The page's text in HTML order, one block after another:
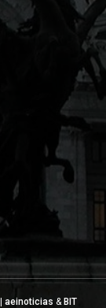
aeinoticias & BIT